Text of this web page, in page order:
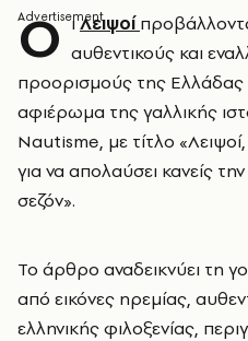
Ο ιΛειψοί
αυθεντικούς και
προορισμούς της Ελλάδας
αφιέρωμα της γαλλικής
Nautisme, με τίτλο
για να απολαύσει κανείς
σεζόν».
Το άρθρο αναδεικνύει τη
από εικόνες ηρεμίας,
ελληνικής φιλοξενίας,